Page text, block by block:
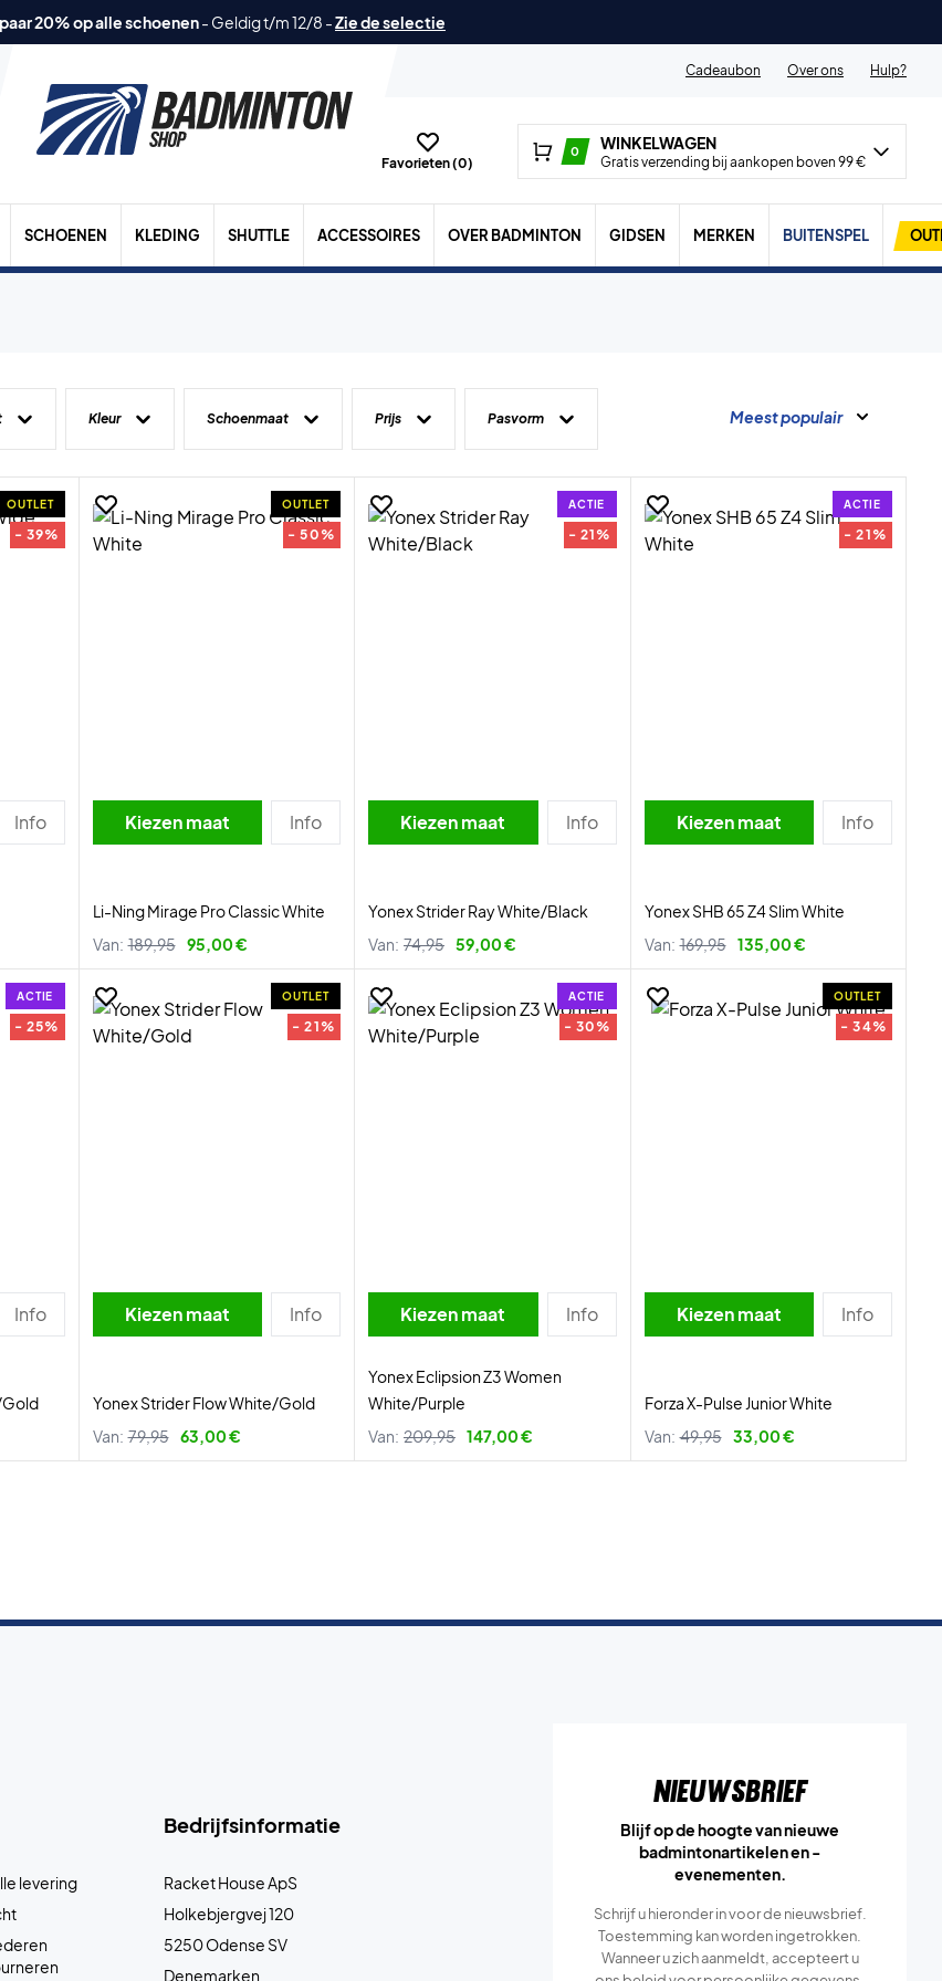
20% op alle schoenen- Geldig t/m 12/8 -Zie de selectie
Cadeaubon
Over ons Hulp?
Favorieten (0)
0 WINKELWAGEN
Gratis verzending bij aankopen boven 99 €
SCHOENEN KLEDING SHUTTLE ACCESSOIRES OVER BADMINTON GIDSEN MERKEN BUITENSPEL
Kleur Schoenmaat Pasvorm
Prijs Meest populair
OUTLET
- 39%
Info
OUTLET
- 50%
Kiezen maat Info
Li-Ning Mirage Pro Classic White
Van: 189,95 95,00 €
ACTIE
- 21%
Kiezen maat Info
Yonex Strider Ray White/Black
Van: 74,95 59,00 €
ACTIE
- 21%
Kiezen maat Info
Yonex SHB 65 Z4 Slim White
Van: 169,95 135,00 €
ACTIE
- 25%
Info
Gold
OUTLET
- 21%
Kiezen maat Info
Yonex Strider Flow White/Gold
Van: 79,95 63,00 €
ACTIE
- 30%
Kiezen maat Info
Yonex Eclipsion Z3 Women
White/Purple
Van: 209,95 147,00 €
OUTLET
- 34%
Kiezen maat Info
Forza X-Pulse Junior White
Van: 49,95 33,00 €
Bedrijfsinformatie
Racket House ApS
Holkebjergvej 120
5250 Odense SV
Denemarken
levering
Nieuwsbrief
Blijf op de hoogte van nieuwe
badmintonartikelen en -
evenementen.
Schrijf u hieronder in voor de nieuwsbrief.
Toestemming kan worden ingetrokken.
Wanneer u zich aanmeldt, accepteert u